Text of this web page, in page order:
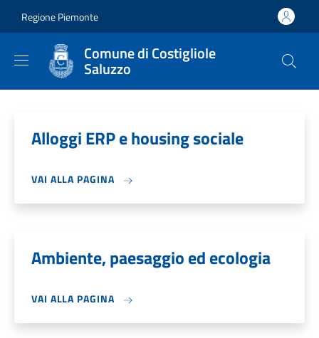
Regione Piemonte
Comune di Costigliole
Saluzzo
Alloggi ERP e housing sociale
VAI ALLA PAGINA
Ambiente, paesaggio ed ecologia
VAI ALLA PAGINA